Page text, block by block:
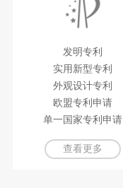
发明专利
实用新型专利
外观设计专利
欧盟专利申请
单一国家专利申请
查看更多